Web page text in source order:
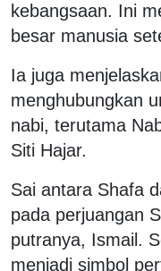
kebangsaan. Ini
besar manusia
Ia juga
menghubungkan
nabi, terutama
Siti Hajar.
Sai antara Shafa
pada perjuangan
putranya, Ismail.
menjadi simbol